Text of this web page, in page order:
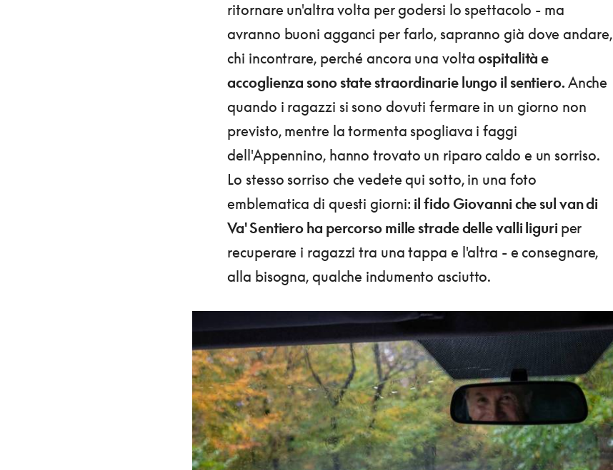
ritornare un'altra volta per godersi lo spettacolo - ma
avranno buoni agganci per farlo, sapranno già dove andare,
chi incontrare, perché ancora una voltaospitalità e
accoglienza sono state straordinarie lungo il sentiero. Anche
quando i ragazzi si sono dovuti fermare in un giorno non
previsto, mentre la tormenta spogliava i faggi
dell'Appennino, hanno trovato un riparo caldo e un sorriso.
Lo stesso sorriso che vedete qui sotto, in una foto
emblematica di questi giorni: il fido Giovanni che sul van di
Va' Sentiero ha percorso mille strade delle valli liguri per
recuperare i ragazzi tra una tappa e l'altra - e consegnare,
alla bisogna, qualche indumento asciutto.